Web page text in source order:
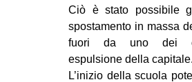
Ciò è stato possibile
spostamento in massa
fuori da uno dei
espulsione della capitale.
L’inizio della scuola